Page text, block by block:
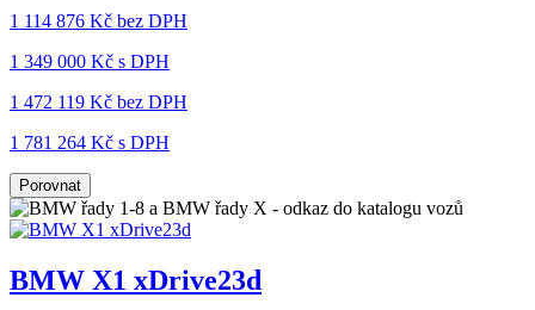
1 114 876 Kč bez DPH
1 349 000 Kč s DPH
1 472 119 Kč bez DPH
1 781 264 Kč s DPH
Porovnat
BMW X1 xDrive23d